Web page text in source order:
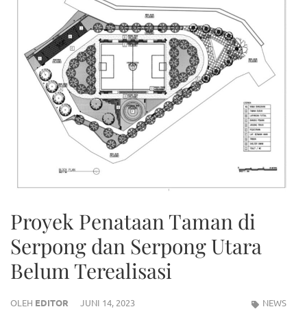
Proyek Penataan Taman di
Serpong dan Serpong Utara
Belum Terealisasi
OLEH EDITOR JUNI 14, 2023 NEWS